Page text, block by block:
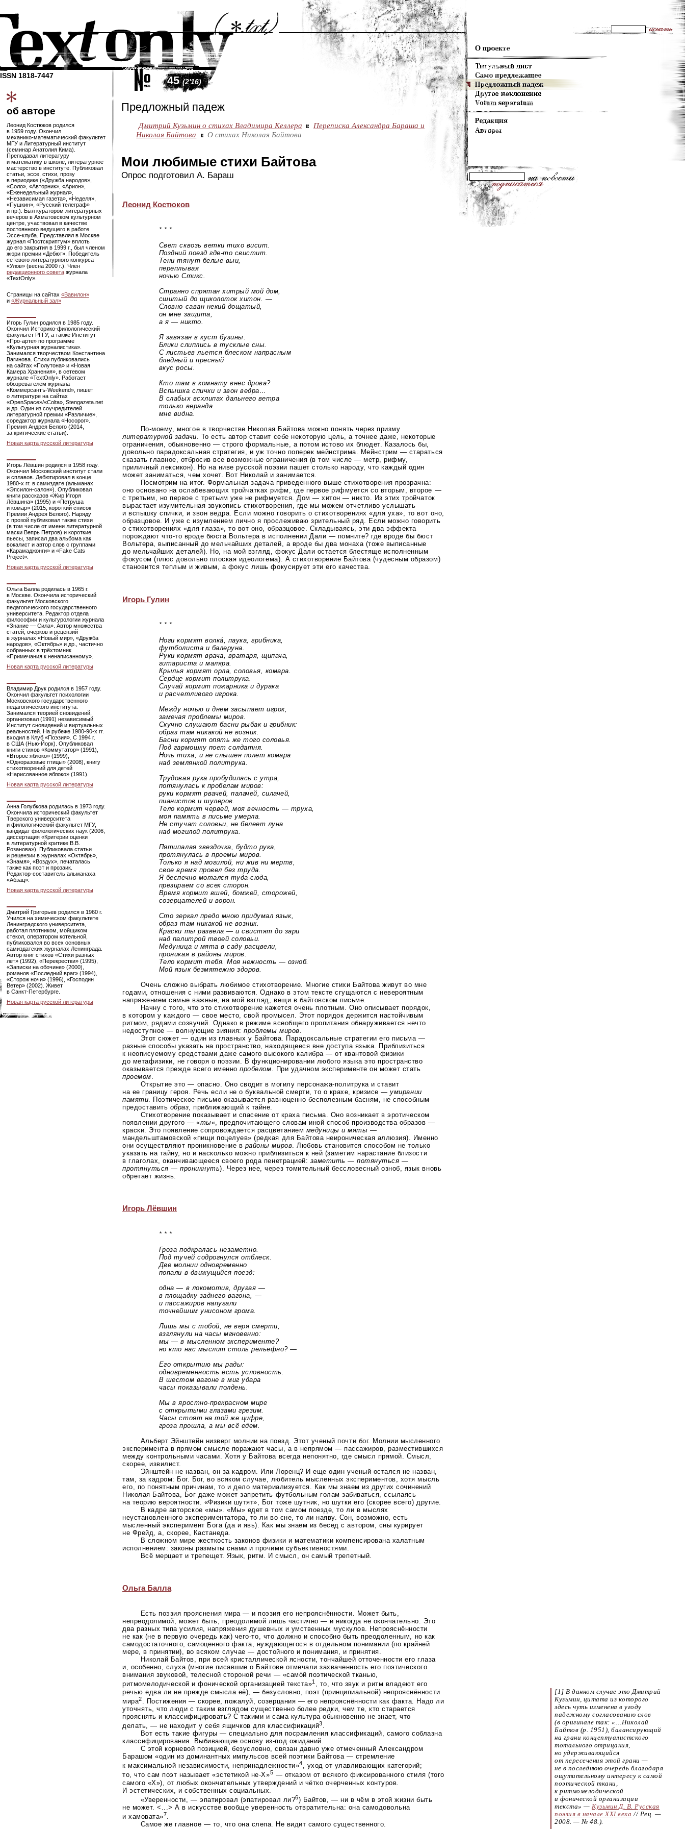
ISSN 1818-7447
об авторе
Леонид Костюков родился
в 1959 году. Окончил
механико-математическийфакультет
МГУ и Литературный институт
(семинар Анатолия Кима).
Преподавал литературу
и математику в школе, литературное
мастерство в институте. Публиковал
статьи, эссе, стихи, прозу
в периодике («Дружба народов»,
«Соло», «Авторник», «Арион»,
«Еженедельный журнал»,
«Независимая газета», «Неделя»,
«Пушкин», «Русский телеграф»
и пр.). Был куратором литературных
вечеров в Ахматовском культурном
центре, участвовал в качестве
постоянного ведущего в работе
Эссе-клуба. Представлял в Москве
журнал «Постскриптум» вплоть
до его закрытия в 1999 г., был членом
жюри премии «Дебют». Победитель
сетевого литературного конкурса
«Улов» (весна 2000 г.). Член
редакционного советажурнала
«TextOnly».
Страницы на сайтах «Вавилон»
и «Журнальный зал»
Игорь Гулин родился в 1985 году.
Окончил Историко-филологический
факультет РГГУ, а также Институт
«Про-арте»по программе
«Культурная журналистика».
Занимался творчеством Константина
Вагинова. Стихи публиковались
на сайтах «Полутона» и «Новая
Камера Хранения», в сетевом
журнале «TextOnly». Работает
обозревателем журнала
«Коммерсантъ-Weekend», пишет
о литературе на сайтах
«OpenSpace»/«Colta», Stengazeta.net
и др. Один из соучредителей
литературной премии «Различие»,
соредактор журнала «Носорог».
Премия Андрея Белого (2014,
за критические статьи).
Новая карта русской литературы
Игорь Лёвшин родился в 1958 году.
Окончил Московский институт стали
и сплавов. Дебютировал в конце
1980-х гг. в самиздате (альманах
«Эпсилон-салон»). Опубликовал
книги рассказов «Жир Игоря
Лёвшина» (1995) и «Петруша
и комар» (2015, короткий список
Премии Андрея Белого). Наряду
с прозой публиковал также стихи
(в том числе от имени литературной
маски Вепрь Петров) и короткие
пьесы, записал два альбома как
вокалист и автор слов с группами
«Карамаджонги» и «Fake Cats
Project».
Новая карта русской литературы
Ольга Балла родилась в 1965 г.
в Москве. Окончила исторический
факультет Московского
педагогического государственного
университета. Редактор отдела
философии и культурологии журнала
«Знание — Сила». Автор множества
статей, очерков и рецензий
в журналах «Новый мир», «Дружба
народов», «Октябрь» и др., частично
собранных в трёхтомник
«Примечания к ненаписанному».
Новая карта русской литературы
Владимир Друк родился в 1957 году.
Окончил факультет психологии
Московского государственного
педагогического института.
Занимался теорией сновидений,
организовал (1991) независимый
Институт сновидений и виртуальных
реальностей. На рубеже 1980-90-х гг.
входил в Клуб «Поэзия». С 1994 г.
в США (Нью-Йорк) . Опубликовал
книги стихов «Коммутатор» (1991),
«Второе яблоко» (1999),
«Одноразовые птицы» (2008), книгу
стихотворений для детей
«Нарисованное яблоко» (1991).
Новая карта русской литературы
Анна Голубкова родилась в 1973 году.
Окончила исторический факультет
Тверского университета
и филологический факультет МГУ,
кандидат филологических наук (2006,
диссертация «Критерии оценки
в литературной критике В.В.
Розанова»). Публиковала статьи
и рецензии в журналах «Октябрь»,
«Знамя», «Воздух», печаталась
также как поэт и прозаик.
Редактор-составительальманаха
«Абзац».
Новая карта русской литературы
Дмитрий Григорьев родился в 1960 г.
Учился на химическом факультете
Ленинградского университета,
работал плотником, мойщиком
стекол, оператором котельной,
публиковался во всех основных
самиздатских журналах Ленинграда.
Автор книг стихов «Стихи разных
лет» (1992), «Перекрестки» (1995),
«Записки на обочине» (2000),
романов «Последний враг» (1994),
«Сторож ночи» (1996), «Господин
Ветер» (2002). Живет
в Санкт-Петербурге.
Новая карта русской литературы
45(2'16)
Предложный падеж
Дмитрий Кузьмин о стихах Владимира Келлера
Переписка Александра Бараша и
Николая Байтова
О стихах Николая Байтова
Мои любимые стихи Байтова
Опрос подготовил А. Бараш
Леонид Костюков
* * *
Свет сквозь ветки тихо висит.
Поздний поездгде-то свистит.
Тени тянут белые выи,
переплывая
ночью Стикс.
Странно спрятан хитрый мой дом,
сшитый до щиколоток хитон. —
Словно саван некий дощатый,
он мне защита,
а я — никто.
Я завязан в куст бузины.
Блики слиплись в тусклые сны.
С листьев льется блеском напрасным
бледный и пресный
вкус росы.
Кто там в комнату внес дрова?
Вспышка спички и звон ведра…
В слабых всхлипах дальнего ветра
только веранда
мне видна.
По-моему, многое в творчестве Николая Байтова можно понять через призму
литературной задачи. То есть автор ставит себе некоторую цель, а точнее даже, некоторые
ограничения, обыкновенно — строго формальные, а потом истово их блюдет. Казалось бы,
довольно парадоксальная стратегия, и уж точно поперек мейнстрима. Мейнстрим — стараться
сказать главное, отбросив все возможные ограничения (в том числе — метр, рифму,
приличный лексикон). Но на ниве русской поэзии пашет столько народу, что каждый один
может заниматься, чем хочет. Вот Николай и занимается.
Посмотрим на итог. Формальная задача приведенного выше стихотворения прозрачна:
оно основано на ослабевающих тройчатках рифм, где первое рифмуется со вторым, второе —
с третьим, но первое с третьим уже не рифмуется. Дом — хитон — никто. Из этих тройчаток
вырастает изумительная звукопись стихотворения, где мы можем отчетливо услышать
и вспышку спички, и звон ведра. Если можно говорить о стихотворениях «для уха», то вот оно,
образцовое. И уже с изумлением лично я прослеживаю зрительный ряд. Если можно говорить
о стихотворениях «для глаза», то вот оно, образцовое. Складываясь, эти два эффекта
порождаютчто-то вроде бюста Вольтера в исполнении Дали — помните? где вроде бы бюст
Вольтера, выписанный до мельчайших деталей, а вроде бы два монаха (тоже выписанные
до мельчайших деталей). Но, на мой взгляд, фокус Дали остается блестяще исполненным
фокусом (плюс довольно плоская идеологема). А стихотворение Байтова (чудесным образом)
становится теплым и живым, а фокус лишь фокусирует эти его качества.
Игорь Гулин
* * *
Ноги кормят волка́, паука, грибника,
футболиста и балеруна.
Руки кормят врача, вратаря, щипача,
гитариста и маляра.
Крылья кормят орла, соловья, комара.
Сердце кормит политрука.
Случай кормит пожарника и дурака
и расчетливого игрока.
Между ночью и днем засыпает игрок,
замечая проблемы миров.
Скучно слушают басни рыбак и грибник:
образ там никакой не возник.
Басни кормят опять же того соловья.
Под гармошку поет солдатня.
Ночь тиха, и не слышен полет комара
над землянкой политрука.
Трудовая рука пробудилась с утра,
потянулась к пробелам миров:
руки кормят рвачей, палачей, силачей,
пианистов и шулеров.
Тело кормит червей, моя вечность — труха,
моя память в письме умерла.
Не стучат соловьи, не белеет луна
над могилой политрука.
Пятипалая звездочка, будто рука,
протянулась в проемы миров.
Только я над могилой, ни жив ни мертв,
свое время провел без труда.
Я беспечно мотался туда-сюда,
презираем со всех сторон.
Время кормит вшей, бомжей, сторожей,
созерцателей и ворон.
Сто зеркал предо мною придумал язык,
образ там никакой не возник.
Краски ты развела — и свистят до зари
над палитрой твоей соловьи.
Медуница и мята в саду расцвели,
проникая в районы миров.
Тело кормит тебя. Моя нежность — озноб.
Мой язык безмятежно здоров.
Очень сложно выбрать любимое стихотворение. Многие стихи Байтова живут во мне
годами, отношения с ними развиваются. Однако в этом тексте сгущаются с невероятным
напряжением самые важные, на мой взгляд, вещи в байтовском письме.
Начну с того, что это стихотворение кажется очень плотным. Оно описывает порядок,
в котором у каждого — свое место, свой промысел. Этот порядок держится настойчивым
ритмом, рядами созвучий. Однако в режиме всеобщего пропитания обнаруживается нечто
недоступное — волнующие зияния:проблемы миров.
Этот сюжет — один из главных у Байтова. Парадоксальные стратегии его письма —
разные способы указать на пространство, находящееся вне доступа языка. Приблизиться
к неописуемому средствами даже самого высокого калибра — от квантовой физики
до метафизики, не говоря о поэзии. В функционировании любого языка это пространство
оказывается прежде всего именнопробелом. При удачном эксперименте он может стать
проемом.
Открытие это — опасно. Оно сводит в могилу персонажа-политрукаи ставит
на ее границу героя. Речь если не о буквальной смерти, то о крахе, кризисе —умирании
памяти. Поэтическое письмо оказывается равноценно бесполезным басням, не способным
предоставить образ, приближающий к тайне.
Стихотворение показывает и спасение от краха письма. Оно возникает в эротическом
появлении другого — «ты«, предпочитающего словам иной способ производства образов —
краски. Это появление сопровождается расцветанием медуницы и мяты —
мандельштамовской «пищи поцелуев» (редкая для Байтова неироническая аллюзия). Именно
они осуществляют проникновение в районы миров. Любовь становится способом не только
указать на тайну, но и насколько можно приблизиться к ней (заметим нарастание близости
в глаголах, оканчивающееся своего рода пенетрацией: заметить — потянуться —
протянуться — проникнуть). Через нее, через томительный бессловесный озноб, язык вновь
обретает жизнь.
Игорь Лёвшин
* * *
Гроза подкралась незаметно.
Под тучей содрогнулся отблеск.
Две молнии одновременно
попали в движущийся поезд:
одна — в локомотив, другая —
в площадку заднего вагона, —
и пассажиров напугали
точнейшим унисоном грома.
Лишь мы с тобой, не веря смерти,
взглянули на часы мгновенно:
мы — в мысленном эксперименте?
но кто нас мыслит столь рельефно? —
Его открытию мы рады:
одновременность есть условность.
В шестом вагоне в миг удара
часы показывали полдень.
Мы вяростно-прекрасном мире
с открытыми глазами грезим.
Часы стоят на той же цифре,
гроза прошла, а мы всё едем.
Альберт Эйнштейн низверг молнии на поезд. Этот ученый почти бог. Молнии мысленного
эксперимента в прямом смысле поражают часы, а в непрямом — пассажиров, разместившихся
между контрольными часами. Хотя у Байтова всегда непонятно, где смысл прямой. Смысл,
скорее, извилист.
Эйнштейн не назван, он за кадром. Или Лоренц? И еще один ученый остался не назван,
там, за кадром: Бог. Бог, во всяком случае, любитель мысленных экспериментов, хотя мысль
его, по понятным причинам, то и дело материализуется. Как мы знаем из других сочинений
Николая Байтова, Бог даже может запретить футбольным голам забиваться, ссылаясь
на теорию вероятности. «Физики шутят», Бог тоже шутник, но шутки его (скорее всего) другие.
В кадре авторское «мы». «Мы» едет в том самом поезде, то ли в мыслях
неустановленного экспериментатора, то ли во сне, то ли наяву. Сон, возможно, есть
мысленный эксперимент Бога (да и явь). Как мы знаем из бесед с автором, сны курирует
не Фрейд, а, скорее, Кастанеда.
В сложном мире жесткость законов физики и математики компенсирована халатным
исполнением: законы размыты снами и прочими субъективностями.
Всё мерцает и трепещет. Язык, ритм. И смысл, он самый трепетный.
Ольга Балла
Есть поэзия прояснения мира — и поэзия его непрояснённости. Может быть,
непреодолимой, может быть, преодолимой лишь частично — и никогда не окончательно. Это
два разных типа усилия, напряжения душевных и умственных мускулов. Непрояснённости
не как (не в первую очередь как) чего-то, что должно и способно быть преодоленным, но как
самодостаточного, самоценного факта, нуждающегося в отдельном понимании (по крайней
мере, в принятии), во всяком случае — достойного и понимания, и принятия.
Николай Байтов, при всей кристаллической ясности, тончайшей отточенности его глаза
и, особенно, слуха (многие писавшие о Байтове отмечали захваченность его поэтического
внимания звуковой, телесной стороной речи — «само́й поэтической тканью,
ритмомелодической и фонической организацией текста»1
[1] В данном случае это Дмитрий
Кузьмин, цитата из которого
здесь чуть изменена в угоду
падежному согласованию слов
(в оригинале так: «…Николай
Байтов (р. 1951), балансирующий
на грани концептуалистского
тотального отрицания,
но удерживающийся
от пересечения этой грани —
не в последнюю очередь благодаря
ощутительному интересу к самой
поэтической ткани,
к ритмомелодической
и фонической организации
текста» — Кузьмин Д. В. Русская
поэзия в начале XXI века /⁠/ Рец. —
2008. — № 48.).
, то, что звук и ритм владеют его
речью едва ли не прежде смысла её), — безусловно, поэт (принципиальной) непрояснённости
мира2
. Постижения — скорее, пожалуй, созерцания — его непрояснённости как факта. Надо ли
уточнять, что люди с таким взглядом существенно более редки, чем те, кто старается
прояснять и классифицировать? С такими и сама культура обыкновенно не знает, что
делать, — не находит у себя ящичков для классификаций3.
Вот есть такие фигуры — специально для посрамления классификаций, самого соблазна
классифицирования. Выбивающие основу из-под ожиданий.
С этой корневой позицией, безусловно, связан давно уже отмеченный Александром
Барашом «один из доминантных импульсов всей поэтики Байтова — стремление
к максимальной независимости, непринадлежности»4, уход от улавливающих категорий;
то, что сам поэт называет «эстетикой не-Х»5 — отказом от всякого фиксированного стиля (того
самого «X»), от любых окончательных утверждений и чётко очерченных контуров.
И эстетических, и собственных социальных.
«Уверенности, — эпатировал (эпатировал ли?6) Байтов, — ни в чём в этой жизни быть
не может. <...> А в искусстве вообще уверенность отвратительна: она самодовольна
и хамовата»7.
Самое же главное — то, что она слепа. Не видит самого существенного.